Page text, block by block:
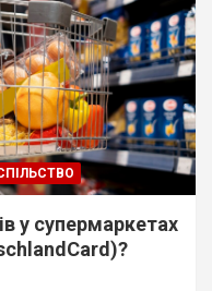
у супермаркетах